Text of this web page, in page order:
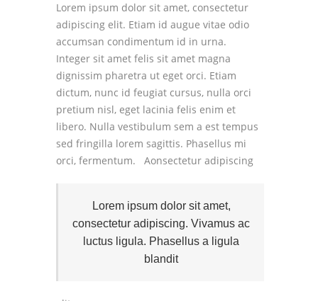
Lorem ipsum dolor sit amet, consectetur
adipiscing elit. Etiam id augue vitae odio
accumsan condimentum id in urna.
Integer sit amet felis sit amet magna
dignissim pharetra ut eget orci. Etiam
dictum, nunc id feugiat cursus, nulla orci
pretium nisl, eget lacinia felis enim et
libero. Nulla vestibulum sem a est tempus
sed fringilla lorem sagittis. Phasellus mi
orci, fermentum.
Lorem ipsum dolor sit amet,
consectetur adipiscing. Vivamus ac
luctus ligula. Phasellus a ligula
blandit
Aonsectetur adipiscing